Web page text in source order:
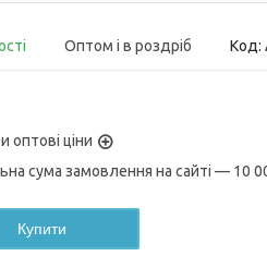
Оптом і в роздріб Код:
оптові ціни
сума замовлення на сайті — 10
Купити